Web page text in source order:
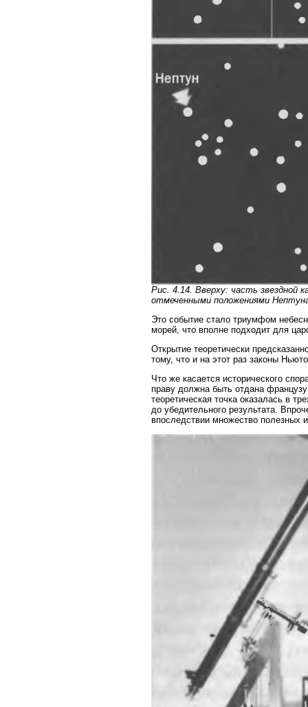
Рис. 4.14. Вверху: часть звездной
отмеченными положениями
Это событие стало триумфом
морей, что вполне подходит для
Открытие теоретически
тому, что и на этот раз законы
Что же касается исторического
праву должна быть отдана
теоретическая точка оказалась в
до убедительного результата.
впоследствии множество полезных